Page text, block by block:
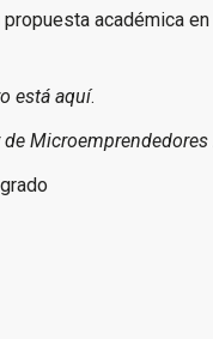
académica
está aquí.
de